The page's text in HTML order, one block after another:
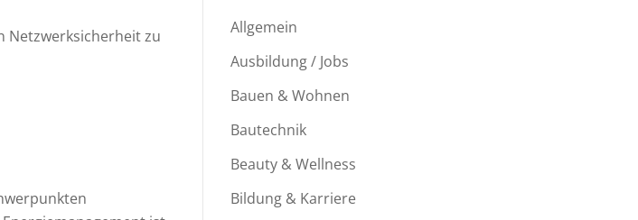
Netzwerksicherheit zu
Allgemein
Ausbildung / Jobs
Bauen & Wohnen
Bautechnik
Beauty & Wellness
Bildung & Karriere